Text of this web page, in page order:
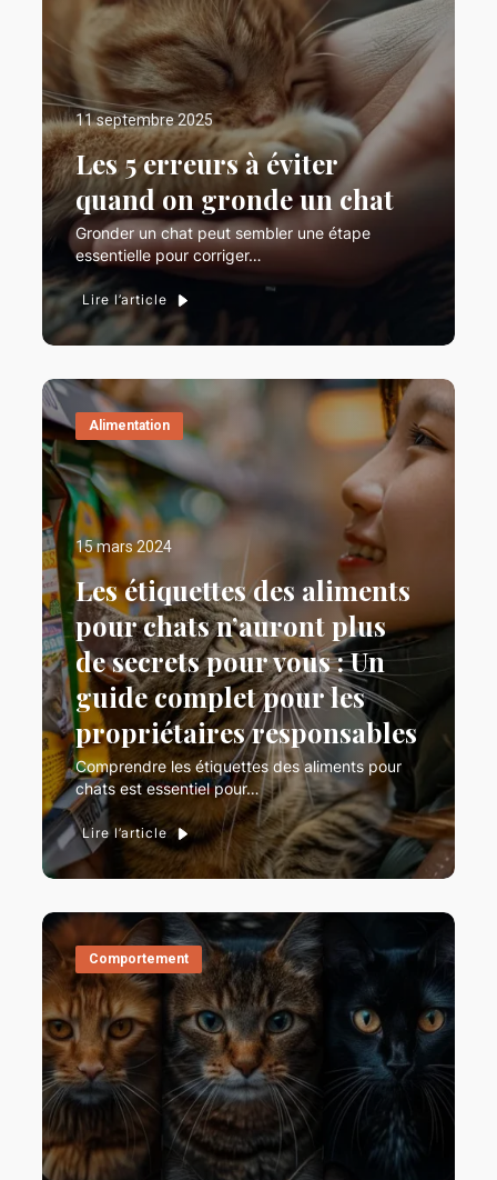
11 septembre 2025
Les 5 erreurs à éviter
quand on gronde un chat
Gronder un chat peut sembler une étape
essentielle pour corriger…
Lire l’article
Alimentation
15 mars 2024
Les étiquettes des aliments
pour chats n’auront plus
de secrets pour vous : Un
guide complet pour les
propriétaires responsables
Comprendre les étiquettes des aliments pour
chats est essentiel pour…
Lire l’article
Comportement